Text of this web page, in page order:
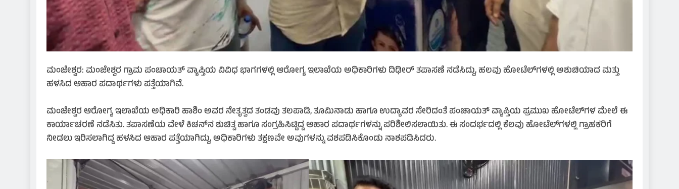
ಮಂಜೇಶ್ವರ: ಮಂಜೇಶ್ವರ ಗ್ರಾಮ ಪಂಚಾಯತ್ ವ್ಯಾಪ್ತಿಯ ವಿವಿಧ ಭಾಗಗಳಲ್ಲಿ ಆರೋಗ್ಯ ಇಲಾಖೆಯ ಅಧಿಕಾರಿಗಳು ದಿಢೀರ್ ತಪಾಸಣೆ ನಡೆಸಿದ್ದು, ಹಲವು ಹೋಟೆಲ್‌ಗಳಲ್ಲಿ ಅಶುಚಿಯಾದ ಮತ್ತು
ಹಳಸಿದ ಆಹಾರ ಪದಾರ್ಥಗಳು ಪತ್ತೆಯಾಗಿವೆ.
​ಮಂಜೇಶ್ವರ ಆರೋಗ್ಯ ಇಲಾಖೆಯ ಅಧಿಕಾರಿ ಹಾಶಿಂ ಅವರ ನೇತೃತ್ವದ ತಂಡವು ತಲಪಾಡಿ, ತೂಮಿನಾಡು ಹಾಗೂ ಉದ್ಯಾವರ ಸೇರಿದಂತೆ ಪಂಚಾಯತ್ ವ್ಯಾಪ್ತಿಯ ಪ್ರಮುಖ ಹೋಟೆಲ್‌ಗಳ ಮೇಲೆ ಈ
ಕಾರ್ಯಾಚರಣೆ ನಡೆಸಿತು. ತಪಾಸಣೆಯ ವೇಳೆ ಕಿಚನ್‌ನ ಶುಚಿತ್ವ ಹಾಗೂ ಸಂಗ್ರಹಿಸಿಟ್ಟಿದ್ದ ಆಹಾರ ಪದಾರ್ಥಗಳನ್ನು ಪರಿಶೀಲಿಸಲಾಯಿತು. ಈ ಸಂದರ್ಭದಲ್ಲಿ ಕೆಲವು ಹೋಟೆಲ್‌ಗಳಲ್ಲಿ ಗ್ರಾಹಕರಿಗೆ
ನೀಡಲು ಇರಿಸಲಾಗಿದ್ದ ಹಳಸಿದ ಆಹಾರ ಪತ್ತೆಯಾಗಿದ್ದು, ಅಧಿಕಾರಿಗಳು ತಕ್ಷಣವೇ ಅವುಗಳನ್ನು ವಶಪಡಿಸಿಕೊಂಡು ನಾಶಪಡಿಸಿದರು.